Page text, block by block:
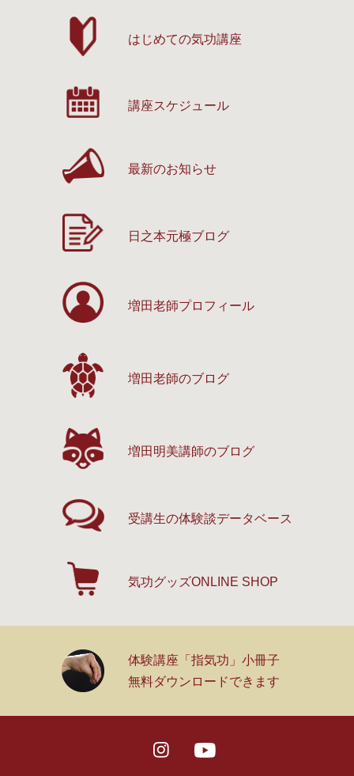
はじめての気功講座
講座スケジュール
最新のお知らせ
日之本元極ブログ
増田老師プロフィール
増田老師のブログ
増田明美講師のブログ
受講生の体験談データベース
気功グッズONLINE SHOP
体験講座「指気功」小冊子
無料ダウンロードできます